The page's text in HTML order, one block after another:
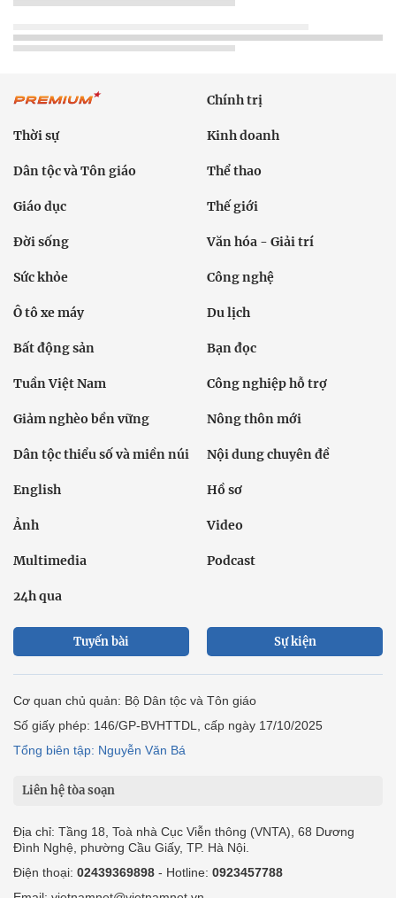
Chính trị
Thời sự Kinh doanh
Dân tộc và Tôn giáo Thể thao
Giáo dục Thế giới
Đời sống Văn hóa - Giải trí
Sức khỏe Công nghệ
Ô tô xe máy Du lịch
Bất động sản Bạn đọc
Tuần Việt Nam Công nghiệp hỗ trợ
Giảm nghèo bền vững Nông thôn mới
Dân tộc thiểu số và miền núi Nội dung chuyên đề
English Hồ sơ
Ảnh Video
Multimedia Podcast
24h qua
Tuyến bài Sự kiện
Cơ quan chủ quản: Bộ Dân tộc và Tôn giáo
Số giấy phép: 146/GP-BVHTTDL, cấp ngày 17/10/2025
Tổng biên tập: Nguyễn Văn Bá
Liên hệ tòa soạn
Địa chỉ: Tầng 18, Toà nhà Cục Viễn thông (VNTA), 68 Dương
Đình Nghệ, phường Cầu Giấy, TP. Hà Nội.
Điện thoại: 02439369898 - Hotline: 0923457788